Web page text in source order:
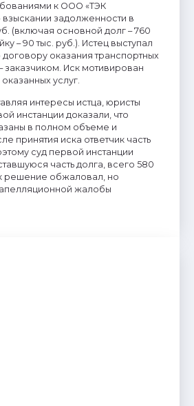
к ООО «ТЭК
взыскании задолженности в
(включая основной долг – 760
– 90 тыс. руб.). Истец выступал
оказания транспортных
заказчиком. Иск мотивирован
услуг.
интересы истца, юристы
инстанции доказали, что
в полном объеме и
принятия иска ответчик часть
суд первой инстанции
часть долга, всего 580
решение обжаловал, но
жалобы